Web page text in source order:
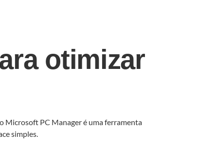
otimizar
Microsoft PC Manager é uma ferramenta
simples.